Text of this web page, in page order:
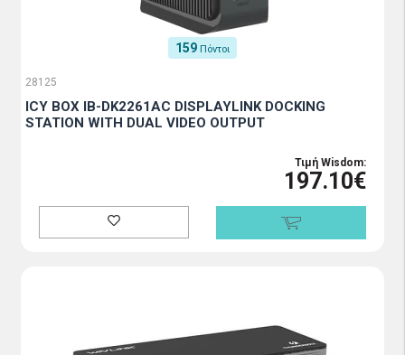
159 Πόντοι
28125
ICY BOX IB-DK2261AC DISPLAYLINK DOCKING
STATION WITH DUAL VIDEO OUTPUT
Τιμή Wisdom:
197.10€